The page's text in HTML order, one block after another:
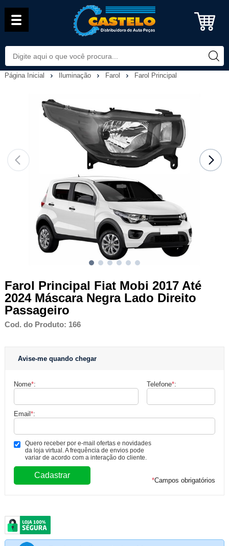
Página Inicial Iluminação Farol Farol Principal
Farol Principal Fiat Mobi 2017 Até
2024 Máscara Negra Lado Direito
Passageiro
Cod. do Produto: 166
Avise-me quando chegar
Nome*: Telefone*:
Email*:
Quero receber por e-mail ofertas e novidades
da loja virtual. A frequência de envios pode
variar de acordo com a interação do cliente.
*Campos obrigatórios